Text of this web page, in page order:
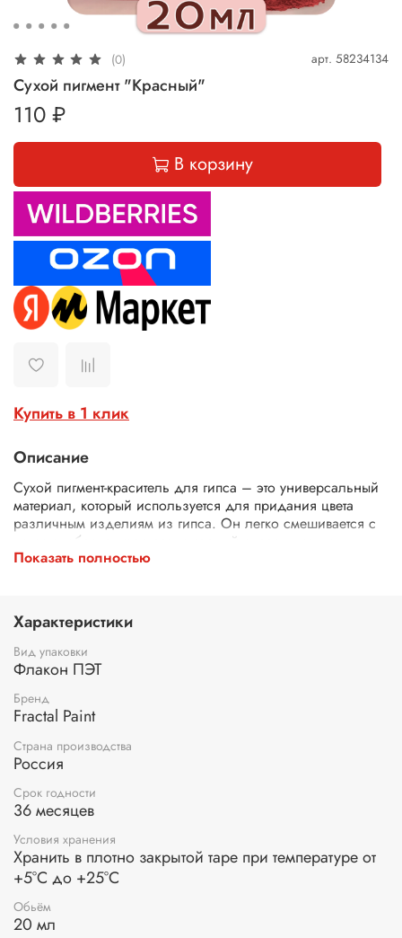
(0) арт. 58234134
Сухой пигмент "Красный"
110 ₽
В корзину
Купить в 1 клик
Описание
Сухой пигмент-краситель для гипса – это универсальный
материал, который используется для придания цвета
различным изделиям из гипса. Он легко смешивается с
гипсом, обеспечивая равномерный окрас готового
изделия. Пигменты представлены в широкой гамме
дизайном.
Сферы применения:
для окрашивания гипса и бетона;
силикон;
Расход пигмента
Для слабой степени окрашивания рекомендуется
использовать 1%-2% от массы связующего.
Для средней интенсивности цвета следует добавить
3%-4%.
Для высокой интенсивности цвета рекомендуемый
расход составляет 5%.
Показать полностью
Характеристики
Вид упаковки
Флакон ПЭТ
Бренд
Fractal Paint
Страна производства
Россия
Срок годности
36 месяцев
Условия хранения
Хранить в плотно закрытой таре при температуре от
+5°С до +25°С
Обьём
20 мл